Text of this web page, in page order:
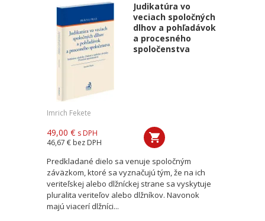
Judikatúra vo
veciach spoločných
dlhov a pohľadávok
a procesného
spoločenstva
Imrich Fekete
49,00 € s DPH
46,67 € bez DPH
Predkladané dielo sa venuje spoločným
záväzkom, ktoré sa vyznačujú tým, že na ich
veriteľskej alebo dlžníckej strane sa vyskytuje
pluralita veriteľov alebo dlžníkov. Navonok
majú viacerí dlžníci...